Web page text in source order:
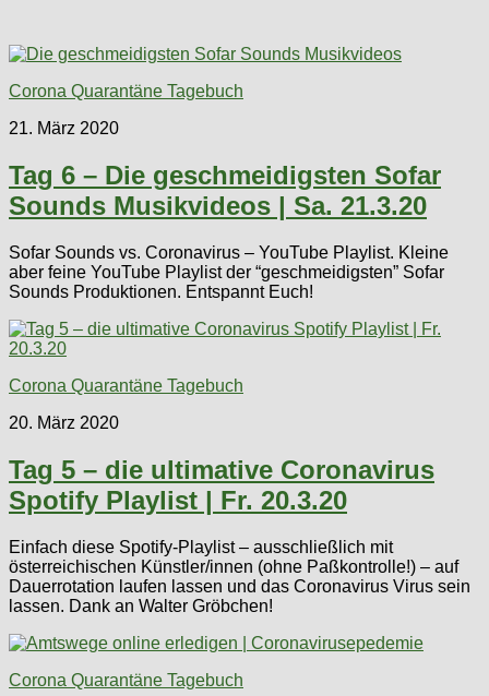
Corona Quarantäne Tagebuch
21. März 2020
Tag 6 – Die geschmeidigsten Sofar
Sounds Musikvideos | Sa. 21.3.20
Sofar Sounds vs. Coronavirus – YouTube Playlist. Kleine
aber feine YouTube Playlist der “geschmeidigsten” Sofar
Sounds Produktionen. Entspannt Euch!
Corona Quarantäne Tagebuch
20. März 2020
Tag 5 – die ultimative Coronavirus
Spotify Playlist | Fr. 20.3.20
Einfach diese Spotify-Playlist – ausschließlich mit
österreichischen Künstler/innen (ohne Paßkontrolle!) – auf
Dauerrotation laufen lassen und das Coronavirus Virus sein
lassen. Dank an Walter Gröbchen!
Corona Quarantäne Tagebuch